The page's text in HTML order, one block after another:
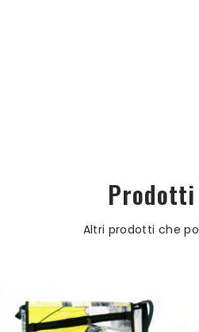
Altri prodotti che